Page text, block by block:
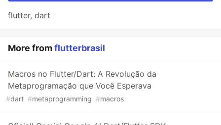
flutter, dart
More fromflutterbrasil
Macros no Flutter/Dart: A Revolução da
Metaprogramação que Você Esperava
#dart #metaprogramming #macros